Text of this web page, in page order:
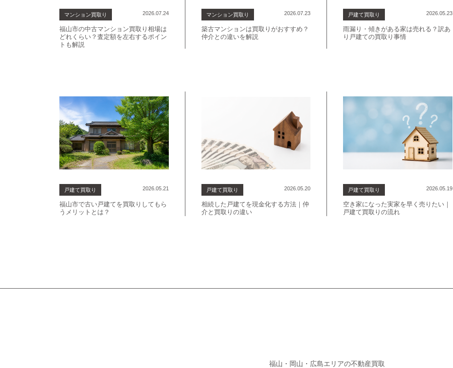
マンション買取り 2026.07.24
福山市の中古マンション買取り相場は
どれくらい？査定額を左右するポイン
トも解説
マンション買取り 2026.07.23
築古マンションは買取りがおすすめ？
仲介との違いを解説
戸建て買取り 2026.05.23
雨漏り・傾きがある家は売れる？訳あ
り戸建ての買取り事情
戸建て買取り 2026.05.21
福山市で古い戸建てを買取りしてもら
うメリットとは？
戸建て買取り 2026.05.20
相続した戸建てを現金化する方法｜仲
介と買取りの違い
戸建て買取り 2026.05.19
空き家になった実家を早く売りたい｜
戸建て買取りの流れ
福山・岡山・広島エリアの不動産買取